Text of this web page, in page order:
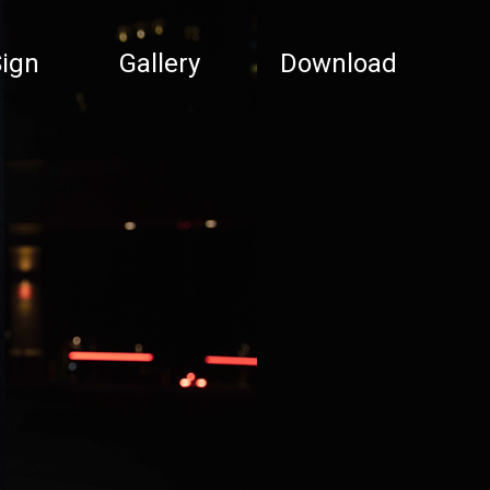
Gallery Download